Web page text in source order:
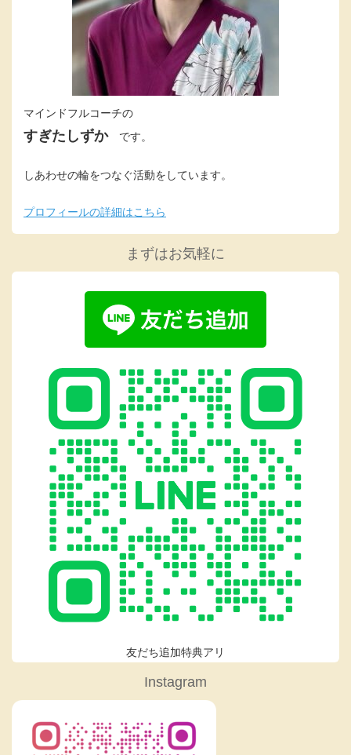
マインドフルコーチの
すぎたしずか です。
しあわせの輪をつなぐ活動をしています。
プロフィールの詳細はこちら
まずはお気軽に
友だち追加特典アリ
Instagram